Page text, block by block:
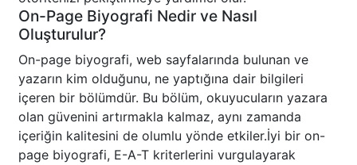
On-Page Biyografi Nedir ve Nasıl
Oluşturulur?
On-page biyografi, web sayfalarında bulunan ve
yazarın kim olduğunu, ne yaptığına dair bilgileri
içeren bir bölümdür. Bu bölüm, okuyucuların yazara
olan güvenini artırmakla kalmaz, aynı zamanda
içeriğin kalitesini de olumlu yönde etkiler.İyi bir on-
page biyografi, E-A-T kriterlerini vurgulayarak